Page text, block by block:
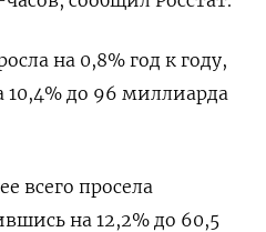
на 0,8% год к году,
до 96 миллиарда
всего просела
на 12,2% до 60,5